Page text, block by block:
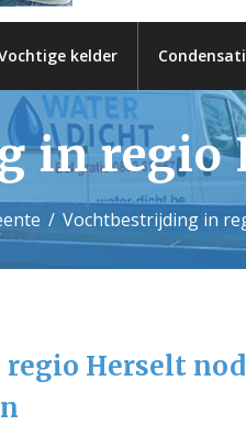
kelder
in regio
Vochtbestrijding in
Herselt